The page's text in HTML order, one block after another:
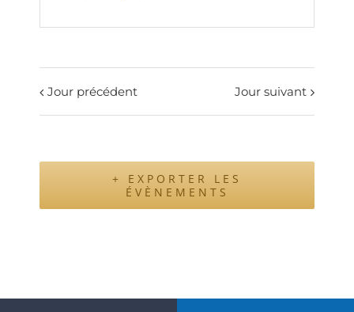
Jour précédent Jour suivant
+ EXPORTER LES
ÉVÈNEMENTS